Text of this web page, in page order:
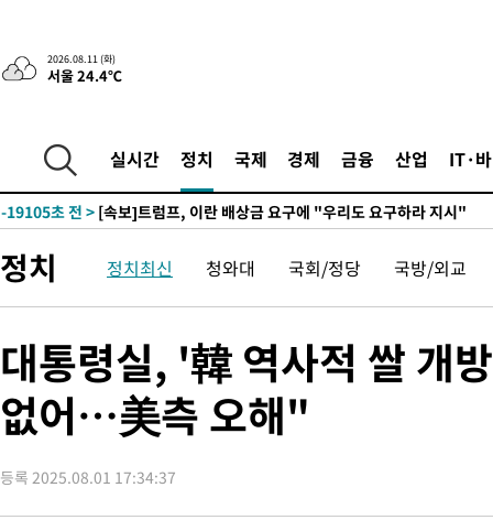
2026.08.11 (화)
서울 24.4℃
실시간 정치 국제 경제 금융 산업 IT·
-19105초 전 >
[속보]트럼프, 이란 배상금 요구에 "우리도 요구하라 지시"
-31166초 전 >
-19105초 전 > [속보]트럼프, 이란 배상금 요구에 "우리도 요구하라 지시"
-19105초 전 >
[속보]트럼프, 이란 배상금 요구에 "우리도 요구하라 지시"
정치 정치최신 청와대 국회/정당 국방/외교
대통령실, '韓 역사적 쌀 개
없어…美측 오해"
등록 2025.08.01 17:34:37